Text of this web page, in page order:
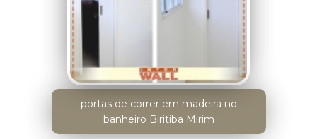
portas de correr em madeira no
banheiro Biritiba Mirim